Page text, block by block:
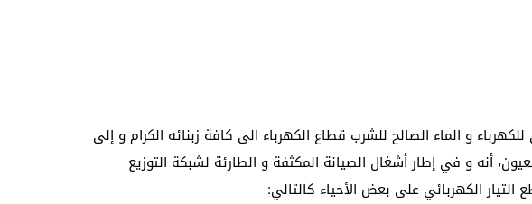
و الماء الصالح للشرب قطاع الكهرباء الى كافة زبنائه الكرام و إلى
أنه و في إطار أشغال الصيانة المكثفة و الطارئة لشبكة التوزيع
التيار الكهربائي على بعض الأحياء كالتالي: